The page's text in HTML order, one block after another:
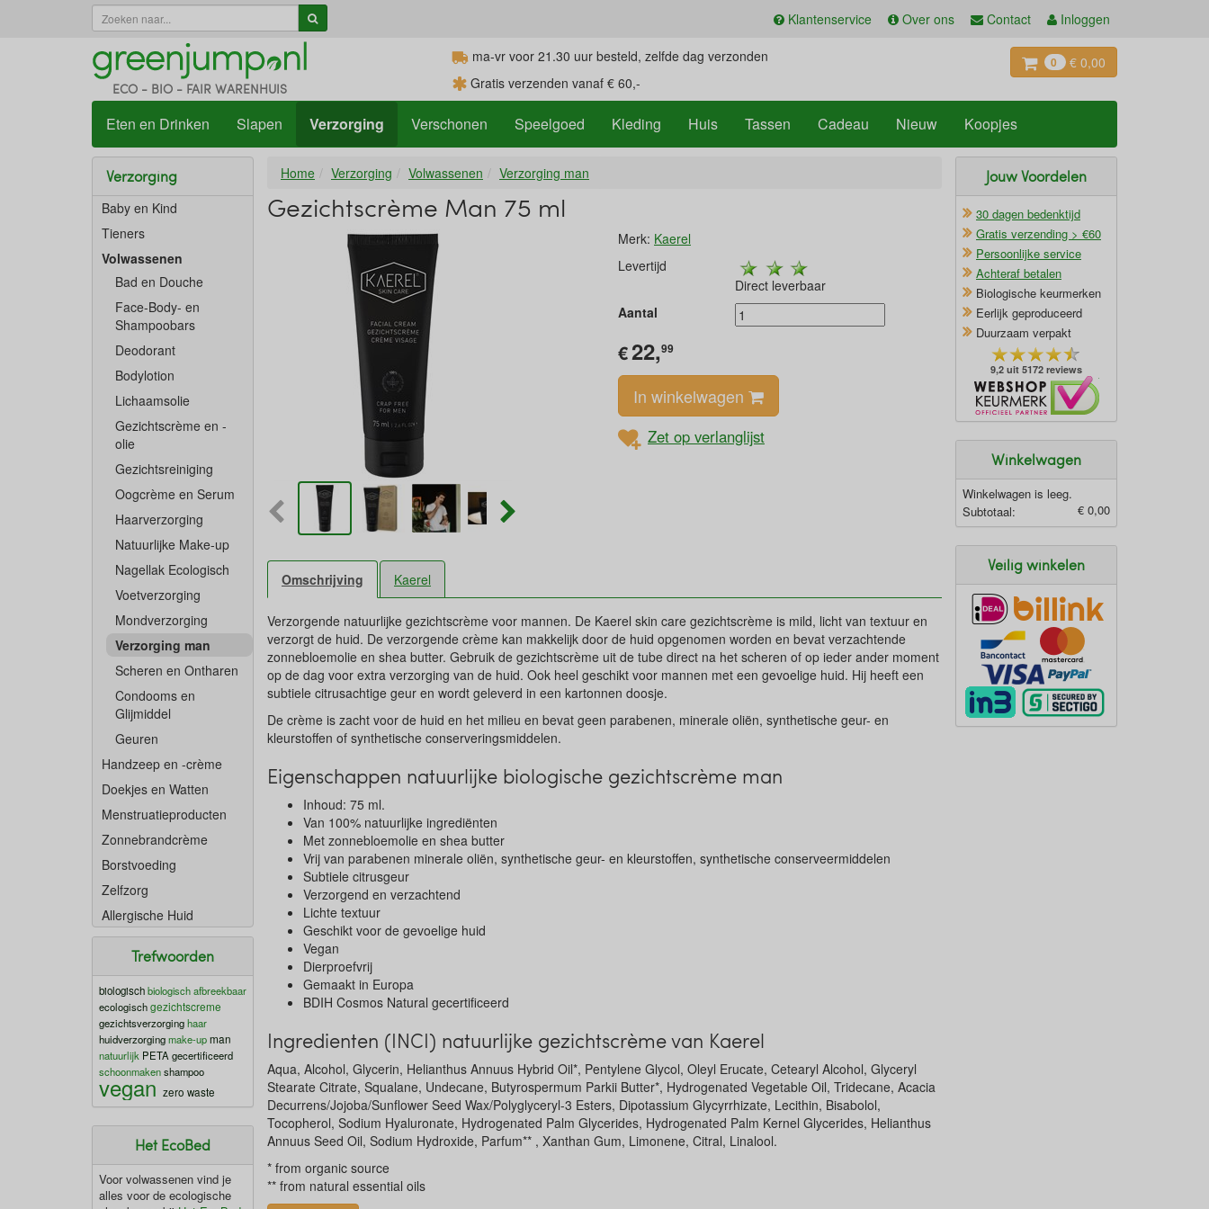
Klantenservice Over ons Contact Inloggen
ECO - BIO - FAIR WARENHUIS
0 € 0,00
ma-vr voor 21.30 uur besteld, zelfde dag verzonden
Gratis verzenden vanaf € 60,-
Eten en Drinken Slapen Verzorging Verschonen Speelgoed Kleding Huis Tassen Cadeau Nieuw Koopjes
Verzorging
Baby en Kind
Tieners
Volwassenen
Bad en Douche
Face-Body- en
Shampoobars
Deodorant
Bodylotion
Lichaamsolie
Gezichtscrème en -
olie
Gezichtsreiniging
Oogcrème en Serum
Haarverzorging
Natuurlijke Make-up
Nagellak Ecologisch
Voetverzorging
Mondverzorging
Verzorging man
Scheren en Ontharen
Condooms en
Glijmiddel
Geuren
Handzeep en -crème
Doekjes en Watten
Menstruatieproducten
Zonnebrandcrème
Borstvoeding
Zelfzorg
Allergische Huid
Trefwoorden
biologischbiologisch afbreekbaar
ecologischgezichtscreme
gezichtsverzorginghaar
huidverzorgingmake-upman
natuurlijk PETA gecertificeerd
schoonmakenshampoo
vegan zero waste
Het EcoBed
Voor volwassenen vind je
alles voor de ecologische
Home Verzorging Volwassenen Verzorging man
Gezichtscrème Man 75 ml
Merk: Kaerel
Levertijd
Direct leverbaar
Aantal
€22,99
In winkelwagen
Zet op verlanglijst
Omschrijving Kaerel
Verzorgende natuurlijke gezichtscrème voor mannen. De Kaerel skin care gezichtscrème is mild, licht van textuur en
verzorgt de huid. De verzorgende crème kan makkelijk door de huid opgenomen worden en bevat verzachtende
zonnebloemolie en shea butter. Gebruik de gezichtscrème uit de tube direct na het scheren of op ieder ander moment
op de dag voor extra verzorging van de huid. Ook heel geschikt voor mannen met een gevoelige huid. Hij heeft een
subtiele citrusachtige geur en wordt geleverd in een kartonnen doosje.
De crème is zacht voor de huid en het milieu en bevat geen parabenen, minerale oliën, synthetische geur- en
kleurstoffen of synthetische conserveringsmiddelen.
Eigenschappen natuurlijke biologische gezichtscrème man
Inhoud: 75 ml.
Van 100% natuurlijke ingrediënten
Met zonnebloemolie en shea butter
Vrij van parabenen minerale oliën, synthetische geur- en kleurstoffen, synthetische conserveermiddelen
Subtiele citrusgeur
Verzorgend en verzachtend
Lichte textuur
Geschikt voor de gevoelige huid
Vegan
Dierproefvrij
Gemaakt in Europa
BDIH Cosmos Natural gecertificeerd
Ingredienten (INCI) natuurlijke gezichtscrème van Kaerel
Aqua, Alcohol, Glycerin, Helianthus Annuus Hybrid Oil*, Pentylene Glycol, Oleyl Erucate, Cetearyl Alcohol, Glyceryl
Stearate Citrate, Squalane, Undecane, Butyrospermum Parkii Butter*, Hydrogenated Vegetable Oil, Tridecane, Acacia
Decurrens/Jojoba/Sunflower Seed Wax/Polyglyceryl-3 Esters, Dipotassium Glycyrrhizate, Lecithin, Bisabolol,
Tocopherol, Sodium Hyaluronate, Hydrogenated Palm Glycerides, Hydrogenated Palm Kernel Glycerides, Helianthus
Annuus Seed Oil, Sodium Hydroxide, Parfum** , Xanthan Gum, Limonene, Citral, Linalool.
* from organic source
** from natural essential oils
Jouw Voordelen
30 dagen bedenktijd
Gratis verzending > €60
Persoonlijke service
Achteraf betalen
Biologische keurmerken
Eerlijk geproduceerd
Duurzaam verpakt
9,2 uit 5172 reviews
Winkelwagen
Winkelwagen is leeg.
Subtotaal:
€ 0,00
Veilig winkelen